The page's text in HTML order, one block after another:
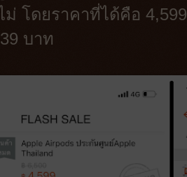
ม่ โดยราคาที่ได้คือ
บาท